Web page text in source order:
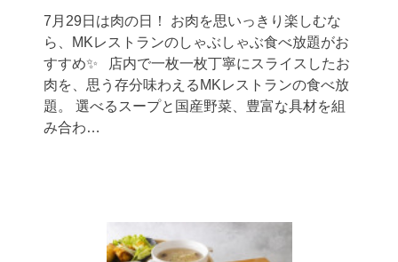
7月29日は肉の日！ お肉を思いっきり楽しむな
ら、MKレストランのしゃぶしゃぶ食べ放題がお
すすめ✨ 店内で一枚一枚丁寧にスライスしたお
肉を、思う存分味わえるMKレストランの食べ放
題。 選べるスープと国産野菜、豊富な具材を組
み合わ…